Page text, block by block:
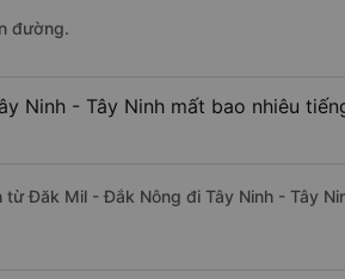
đường.
Ninh - Tây Ninh mất bao nhiêu
Đăk Mil - Đắk Nông đi Tây Ninh - Tây